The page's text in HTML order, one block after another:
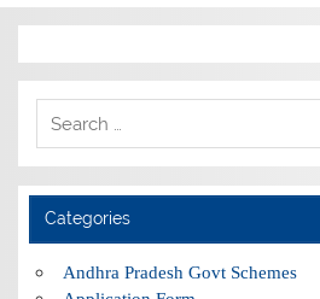
Categories
Andhra Pradesh Govt Schemes